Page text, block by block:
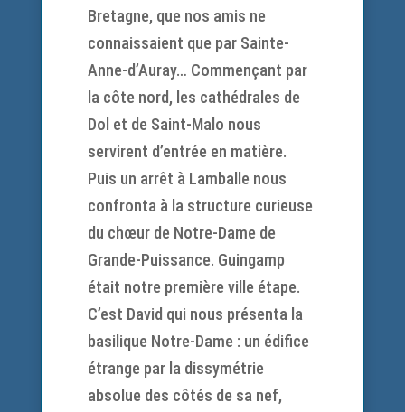
Bretagne, que nos amis ne
connaissaient que par Sainte-
Anne-d’Auray… Commençant par
la côte nord, les cathédrales de
Dol et de Saint-Malo nous
servirent d’entrée en matière.
Puis un arrêt à Lamballe nous
confronta à la structure curieuse
du chœur de Notre-Dame de
Grande-Puissance. Guingamp
était notre première ville étape.
C’est David qui nous présenta la
basilique Notre-Dame : un édifice
étrange par la dissymétrie
absolue des côtés de sa nef,